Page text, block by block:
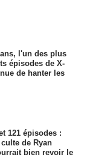
l'un des plus
épisodes de X-
de hanter les
121 épisodes :
de Ryan
bien revoir le